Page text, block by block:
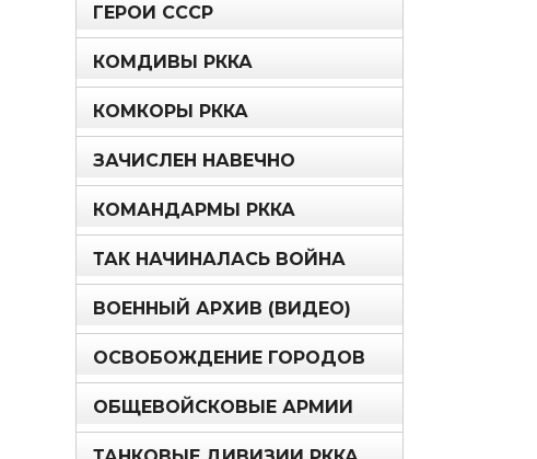
ГЕРОИ СССР
КОМДИВЫ РККА
КОМКОРЫ РККА
ЗАЧИСЛЕН НАВЕЧНО
КОМАНДАРМЫ РККА
ТАК НАЧИНАЛАСЬ ВОЙНА
ВОЕННЫЙ АРХИВ (ВИДЕО)
ОСВОБОЖДЕНИЕ ГОРОДОВ
ОБЩЕВОЙСКОВЫЕ АРМИИ